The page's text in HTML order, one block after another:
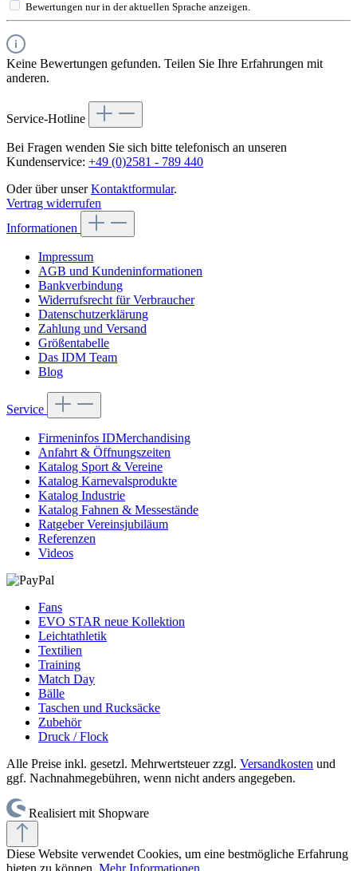
Bewertungen nur in der aktuellen Sprache anzeigen.
Keine Bewertungen gefunden. Teilen Sie Ihre Erfahrungen mit
anderen.
Service-Hotline
Bei Fragen wenden Sie sich bitte telefonisch an unseren
Kundenservice: +49 (0)2581 - 789 440
Oder über unserKontaktformular.
Vertrag widerrufen
Informationen
Impressum
AGB und Kundeninformationen
Bankverbindung
Widerrufsrecht für Verbraucher
Datenschutzerklärung
Zahlung und Versand
Größentabelle
Das IDM Team
Blog
Service
Firmeninfos IDMerchandising
Anfahrt & Öffnungszeiten
Katalog Sport & Vereine
Katalog Karnevalsprodukte
Katalog Industrie
Katalog Fahnen & Messestände
Ratgeber Vereinsjubiläum
Referenzen
Videos
Fans
EVO STAR neue Kollektion
Leichtathletik
Textilien
Training
Match Day
Bälle
Taschen und Rucksäcke
Zubehör
Druck / Flock
Alle Preise inkl. gesetzl. Mehrwertsteuer zzgl. Versandkosten und
ggf. Nachnahmegebühren, wenn nicht anders angegeben.
Realisiert mit Shopware
Diese Website verwendet Cookies, um eine bestmögliche Erfahrung